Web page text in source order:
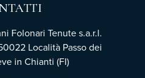
Folonari Tenute s.a.r.l.
Località Passo dei
in Chianti (FI)